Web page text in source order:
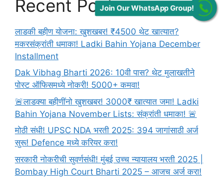
Recent Posts
लाडकी बहीण योजना: खुशखबर! ₹4500 थेट खात्यात?
मकरसंक्रांती धमाका! Ladki Bahin Yojana December
Installment
Dak Vibhag Bharti 2026: 10वी पास? थेट मुलाखतीने
पोस्ट ऑफिसमध्ये नोकरी! 5000+ कमवा!
🚨लाडक्या बहीणींनो खुशखबर! 3000₹ खात्यात जमा! Ladki
Bahin Yojana November Lists: संक्रांती धमाका! 🚨
मोठी संधी! UPSC NDA भरती 2025: 394 जागांसाठी अर्ज
सुरू! Defence मध्ये करियर करा!
सरकारी नोकरीची सुवर्णसंधी! मुंबई उच्च न्यायालय भरती 2025 |
Bombay High Court Bharti 2025 – आजच अर्ज करा!
Join Our WhatsApp Group!